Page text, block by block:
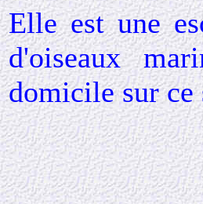
Elle est une
d'oiseaux
domicile sur ce